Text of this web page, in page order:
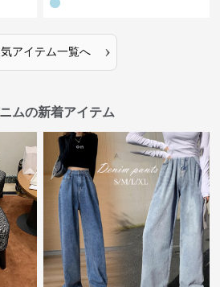
気アイテム一覧へ ›
ムの新着アイテム